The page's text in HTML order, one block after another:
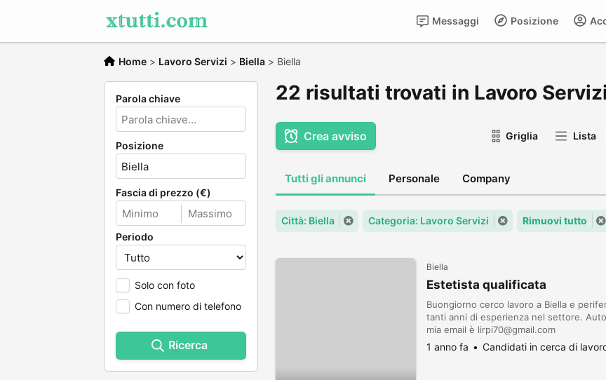
Posizione
Messaggi
Home > Lavoro Servizi > Biella > Biella
Parola chiave
Posizione
Fascia di prezzo (€)
Periodo
Solo con foto
Con numero di telefono
Ricerca
22 risultati trovati in Lavoro
Crea avviso Griglia Lista
Tutti gli annunci Personale Company
Città: Biella Categoria: Lavoro Servizi Rimuovi tutto
Biella
Estetista qualificata
Buongiorno cerco lavoro a Biella e
tanti anni di esperienza nel settore.
mia email è lirpi70@gmail.com
1 anno fa Candidati in cerca di